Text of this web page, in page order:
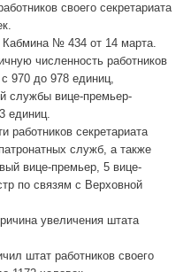
своего секретариата
Кабмина № 434 от 14 марта.
численность работников
970 до 978 единиц,
службы вице-премьер-
единиц.
работников секретариата
служб, а также
вице-премьер, 5 вице-
по связям с Верховной
увеличения штата
штат работников своего